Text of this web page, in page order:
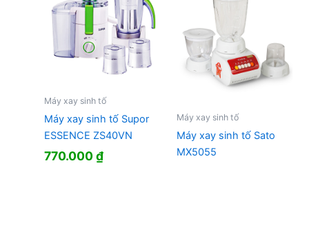
Máy xay sinh tố
Máy xay sinh tố Supor
ESSENCE ZS40VN
770.000₫
Máy xay sinh tố
Máy xay sinh tố Sato
MX5055